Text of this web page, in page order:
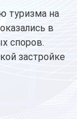
туризма на
в
споров.
застройке